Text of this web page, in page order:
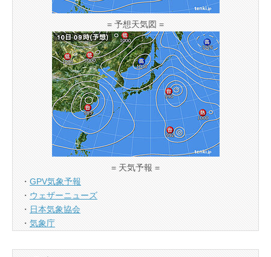
= 予想天気図 =
= 天気予報 =
・ GPV気象予報
・ ウェザーニューズ
・ 日本気象協会
・ 気象庁